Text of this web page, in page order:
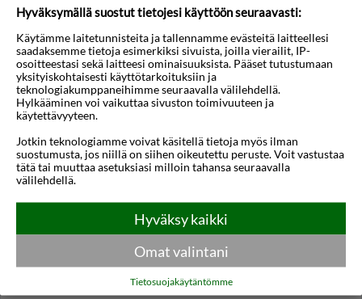
Lennot:
Meno:
ti 06 huhti 2027 05:30
Paluu:
la 10 huhti 2027 14:10
Yöt:
4
€673
lue lisää
Huoneen tyyppi ja lento Valitse matka
Hyväksymällä suostut tietojesi käyttöön seuraavasti:
Käytämme laitetunnisteita ja tallennamme evästeitä laitteellesi
saadaksemme tietoja esimerkiksi sivuista, joilla vierailit, IP-
osoitteestasi sekä laitteesi ominaisuuksista. Pääset tutustumaan
yksityiskohtaisesti käyttötarkoituksiin ja
teknologiakumppaneihimme seuraavalla välilehdellä.
Hylkääminen voi vaikuttaa sivuston toimivuuteen ja
käytettävyyteen.
Jotkin teknologiamme voivat käsitellä tietoja myös ilman
suostumusta, jos niillä on siihen oikeutettu peruste. Voit vastustaa
tätä tai muuttaa asetuksiasi milloin tahansa seuraavalla
välilehdellä.
Hyväksy kaikki
Omat valintani
Tietosuojakäytäntömme